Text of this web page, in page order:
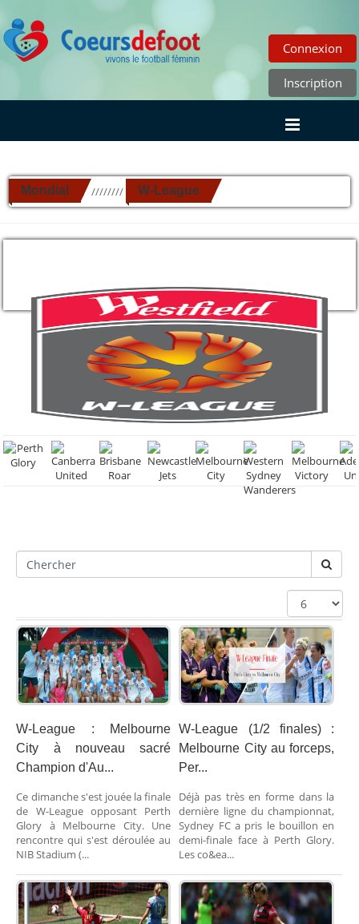
Connexion
Inscription
Mondial ////////// W-League
W-League : Melbourne
City à nouveau sacré
Champion d'Au...
Ce dimanche s'est jouée la finale
de W-League opposant Perth
Glory à Melbourne City. Une
rencontre qui s'est déroulée au
NIB Stadium (...
W-League (1/2 finales) :
Melbourne City au forceps,
Per...
Déjà pas très en forme dans la
dernière ligne du championnat,
Sydney FC a pris le bouillon en
demi-finale face à Perth Glory.
Les co&ea...